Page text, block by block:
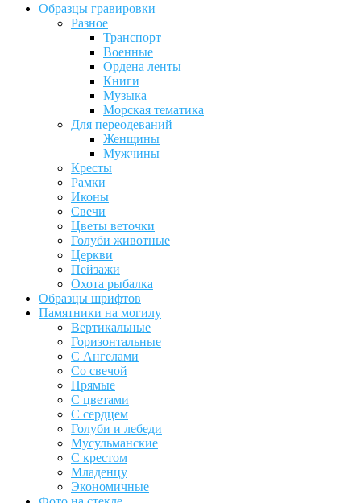
Образцы гравировки
Разное
Транспорт
Военные
Ордена ленты
Книги
Музыка
Морская тематика
Для переодеваний
Женщины
Мужчины
Кресты
Рамки
Иконы
Свечи
Цветы веточки
Голуби животные
Церкви
Пейзажи
Охота рыбалка
Образцы шрифтов
Памятники на могилу
Вертикальные
Горизонтальные
С Ангелами
Со свечой
Прямые
С цветами
С сердцем
Голуби и лебеди
Мусульманские
С крестом
Младенцу
Экономичные